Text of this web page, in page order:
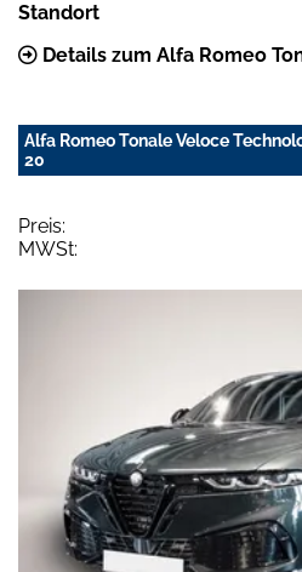
Standort
Details zum Alfa Romeo
Alfa Romeo Tonale Veloce
20
Preis:
MWSt: